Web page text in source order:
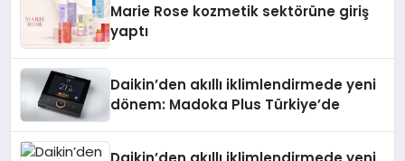
Marie Rose kozmetik sektörüne giriş
yaptı
Daikin’den akıllı iklimlendirmede yeni
dönem: Madoka Plus Türkiye’de